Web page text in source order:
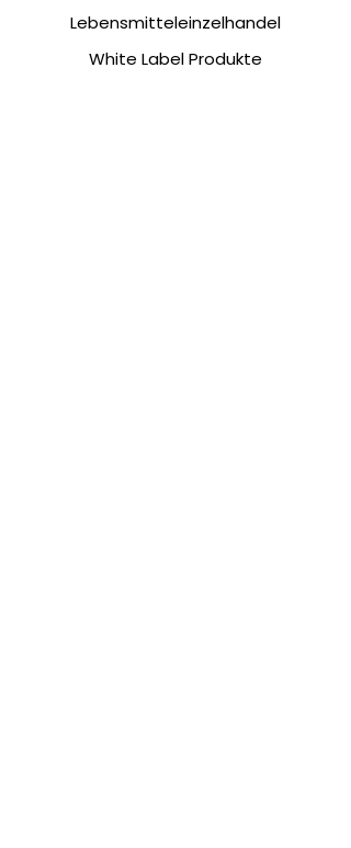
Lebensmitteleinzelhandel
White Label Produkte